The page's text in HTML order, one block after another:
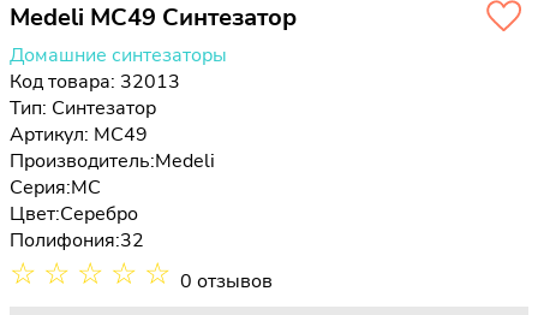
Medeli MC49 Синтезатор
Домашние синтезаторы
Код товара: 32013
Тип: Синтезатор
Артикул: MC49
Производитель:Medeli
Серия:MC
Цвет:Серебро
Полифония:32
☆ ☆ ☆ ☆ ☆ 0 отзывов